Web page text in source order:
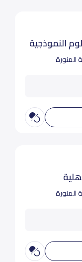
النموذجية
المنورة
المنورة